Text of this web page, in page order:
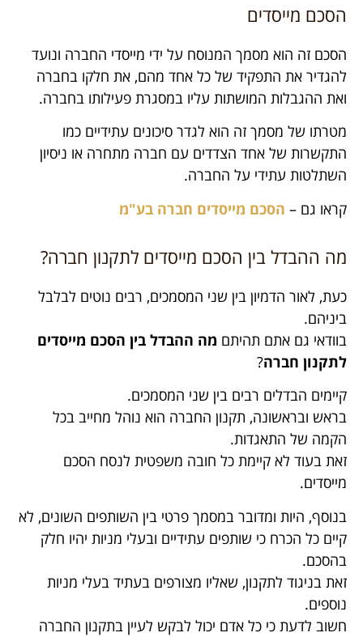
הסכם מייסדים
הסכם זה הוא מסמך המנוסח על ידי מייסדי החברה ונועד
להגדיר את התפקיד של כל אחד מהם, את חלקו בחברה
ואת ההגבלות המושתות עליו במסגרת פעילותו בחברה.
מטרתו של מסמך זה הוא לגדר סיכונים עתידיים כמו
התקשרות של אחד הצדדים עם חברה מתחרה או ניסיון
השתלטות עתידי על החברה.
קראו גם – הסכם מייסדים חברה בע"מ
מה ההבדל בין הסכם מייסדים לתקנון חברה?
כעת, לאור הדמיון בין שני המסמכים, רבים נוטים לבלבל
ביניהם.
בוודאי גם אתם תהיתם מה ההבדל בין הסכם מייסדים
לתקנון חברה?
קיימים הבדלים רבים בין שני המסמכים.
בראש ובראשונה, תקנון החברה הוא נוהל מחייב בכל
הקמה של התאגדות.
זאת בעוד לא קיימת כל חובה משפטית לנסח הסכם
מייסדים.
בנוסף, היות ומדובר במסמך פרטי בין השותפים השונים, לא
קיים כל הכרח כי שותפים עתידיים ובעלי מניות יהיו חלק
בהסכם.
זאת בניגוד לתקנון, שאליו מצורפים בעתיד בעלי מניות
נוספים.
חשוב לדעת כי כל אדם יכול לבקש לעיין בתקנון החברה